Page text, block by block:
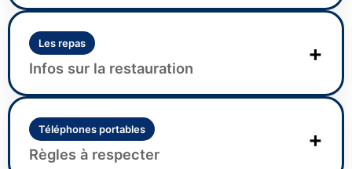
Une tenue adaptée aux sports et un pull + une
veste de pluie.
Deux paires de baskets (Usage intérieur et
usage extérieur).
Gourde d'eau.
Les repas
Infos sur la restauration
+
Le type de repas choisi pour votre enfant
(menu du jour, sans viande, sans porc ou repas
Téléphones portables
Règles à respecter
+